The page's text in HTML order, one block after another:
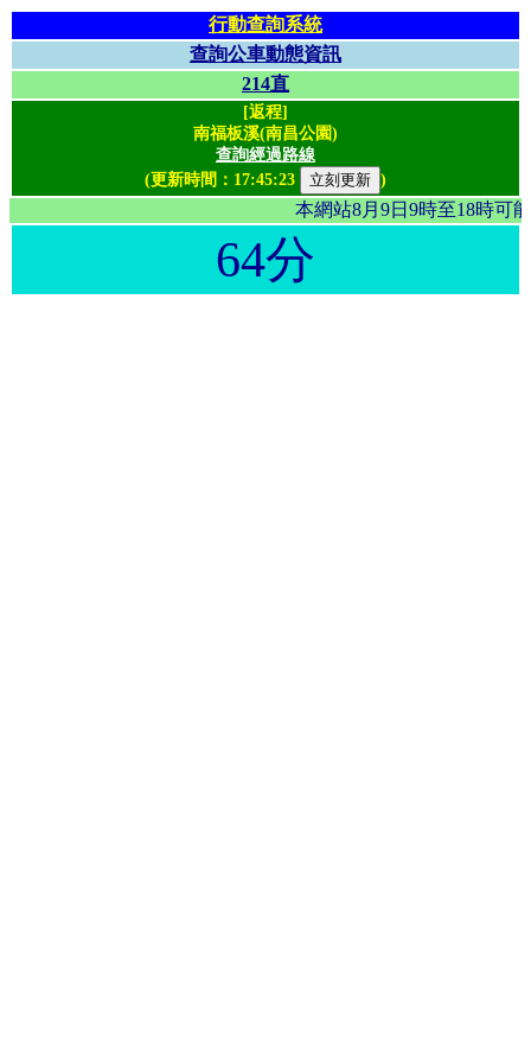
行動查詢系統
查詢公車動態資訊
214直
[返程]
南福板溪(南昌公園)
查詢經過路線
(更新時間： 17:45:23 )
本網站8月9日9時至18
64分